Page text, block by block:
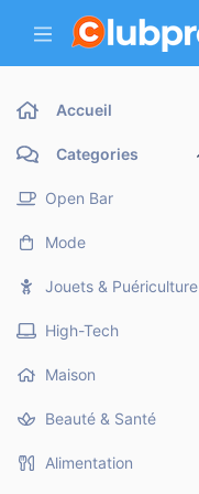
Accueil
Categories
Open Bar
Mode
Jouets & Puériculture
High-Tech
Maison
Beauté & Santé
Alimentation